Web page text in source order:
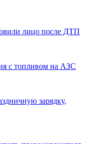
лицо после ДТП
с топливом на АЗС
зарядку,